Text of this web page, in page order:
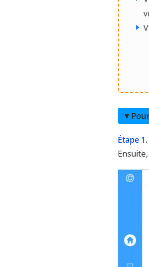
Étape 1.